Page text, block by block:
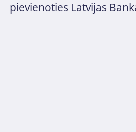
pievienoties Latvijas